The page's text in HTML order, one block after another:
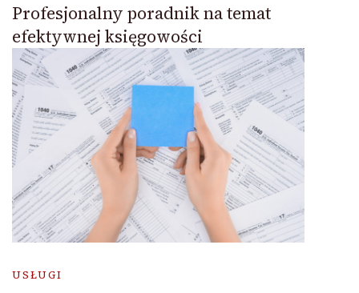
Profesjonalny poradnik na temat
efektywnej księgowości
USŁUGI